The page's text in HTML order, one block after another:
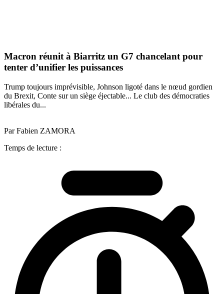
Macron réunit à Biarritz un G7 chancelant pour
tenter d’unifier les puissances
Trump toujours imprévisible, Johnson ligoté dans le nœud gordien
du Brexit, Conte sur un siège éjectable... Le club des démocraties
libérales du...
Par Fabien ZAMORA
Temps de lecture :